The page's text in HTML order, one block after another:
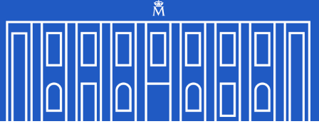
Mostrar/Ocultar
Mostrar/Ocultar
Mostrar/Ocultar